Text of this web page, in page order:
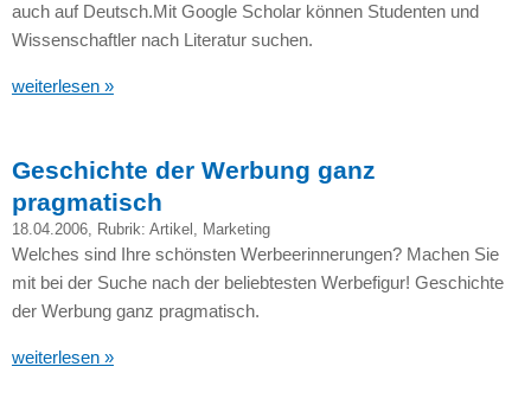
auch auf Deutsch.Mit Google Scholar können Studenten und
Wissenschaftler nach Literatur suchen.
weiterlesen »
Geschichte der Werbung ganz
pragmatisch
18.04.2006, Rubrik: Artikel Marketing
Welches sind Ihre schönsten Werbeerinnerungen? Machen Sie
mit bei der Suche nach der beliebtesten Werbefigur! Geschichte
der Werbung ganz pragmatisch.
weiterlesen »